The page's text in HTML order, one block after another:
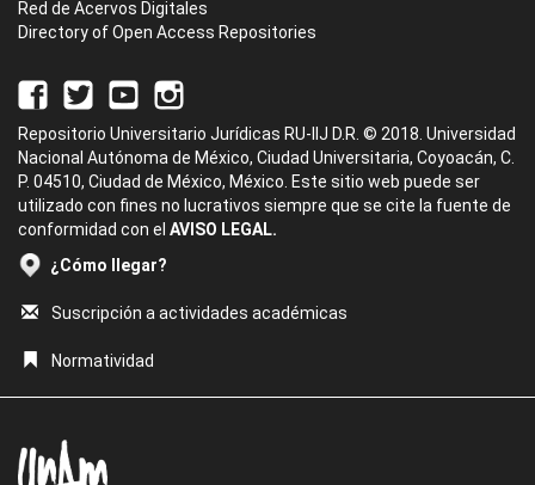
Red de Acervos Digitales
Directory of Open Access Repositories
Repositorio Universitario Jurídicas RU-IIJ D.R. © 2018. Universidad
Nacional Autónoma de México, Ciudad Universitaria, Coyoacán, C.
P. 04510, Ciudad de México, México. Este sitio web puede ser
utilizado con fines no lucrativos siempre que se cite la fuente de
conformidad con el AVISO LEGAL.
¿Cómo llegar?
Suscripción a actividades académicas
Normatividad